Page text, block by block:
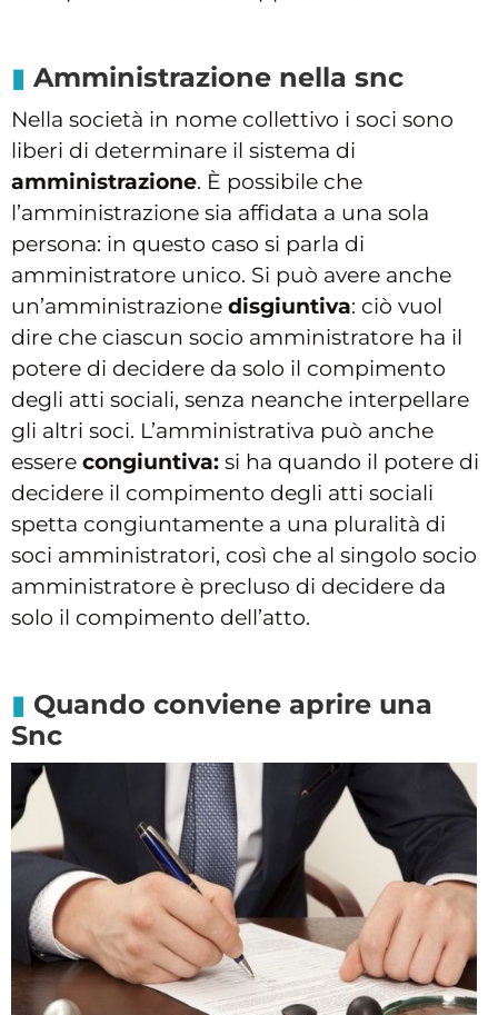
Amministrazione nella snc
Nella società in nome collettivo i soci sono
liberi di determinare il sistema di
amministrazione. È possibile che
l’amministrazione sia affidata a una sola
persona: in questo caso si parla di
amministratore unico. Si può avere anche
un’amministrazione disgiuntiva: ciò vuol
dire che ciascun socio amministratore ha il
potere di decidere da solo il compimento
degli atti sociali, senza neanche interpellare
gli altri soci. L’amministrativa può anche
essere congiuntiva: si ha quando il potere di
decidere il compimento degli atti sociali
spetta congiuntamente a una pluralità di
soci amministratori, così che al singolo socio
amministratore è precluso di decidere da
solo il compimento dell’atto.
Quando conviene aprire una
Snc